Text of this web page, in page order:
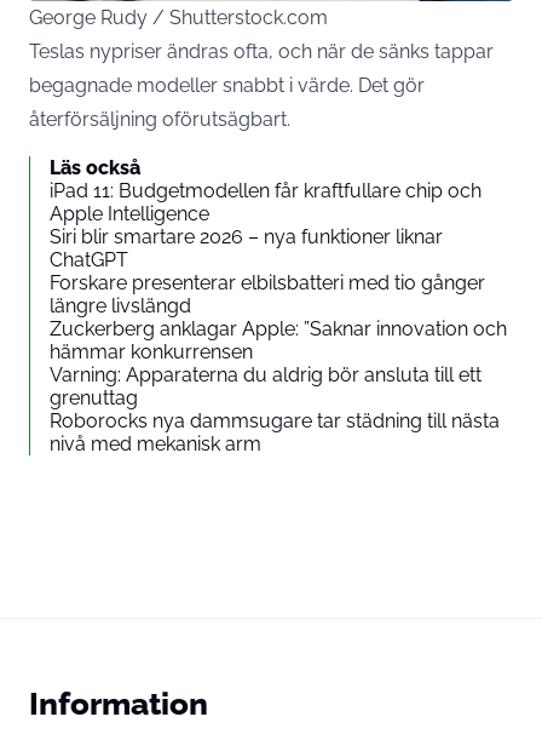
George Rudy / Shutterstock.com
Teslas nypriser ändras ofta, och när de sänks tappar
begagnade modeller snabbt i värde. Det gör
återförsäljning oförutsägbart.
Läs också
iPad 11: Budgetmodellen får kraftfullare chip och
Apple Intelligence
Siri blir smartare 2026 – nya funktioner liknar
ChatGPT
Forskare presenterar elbilsbatteri med tio gånger
längre livslängd
Zuckerberg anklagar Apple: ”Saknar innovation och
hämmar konkurrensen
Varning: Apparaterna du aldrig bör ansluta till ett
grenuttag
Roborocks nya dammsugare tar städning till nästa
nivå med mekanisk arm
Information